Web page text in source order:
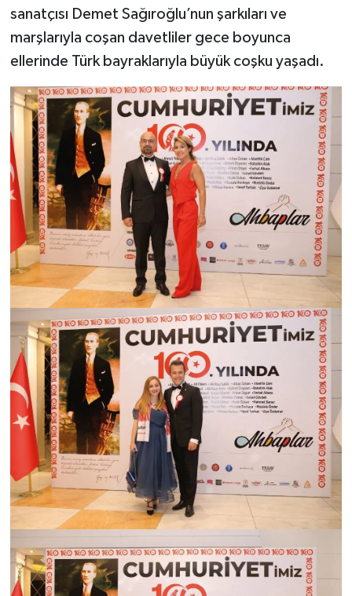
sanatçısı Demet Sağıroğlu’nun şarkıları ve
marşlarıyla coşan davetliler gece boyunca
ellerinde Türk bayraklarıyla büyük coşku yaşadı.